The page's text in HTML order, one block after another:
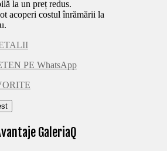
la un preț redus.
acoperi costul înrămării la
PE WhatsApp
GaleriaQ